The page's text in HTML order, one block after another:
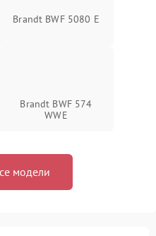
Brandt BWF 5080 E
Brandt BWF 574
WWE
модели